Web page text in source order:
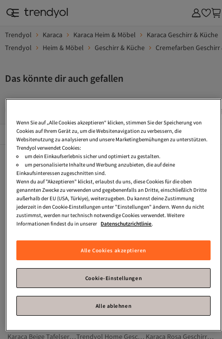
Trendyol Karaca Karaca Heim & Möbel
Karaca Geschirr & Küche
Trendyol
Heim & Möbel Geschirr & Küche Cremefarben Geschirr
Das könnte dir auch gefallen
Beliebte Seiten Alles Sehen
Design Geschirrset Schmuck Set Geschenk
Tagesdecke Gesteppt
Schmuck Set Gold
Tagesdecke Bett Gesteppt
Aufbewahrungsbox Glas Perlen Schmuck
Schubladen Aufbewahrungsbox
Modeschmuck Schmuck
Gold Schmuck
Schmuck Set
Schmuck Set Gold 585
Tagesdecke Bett ModernTagesdecke Leinen
Tagesdecke
Karaca Geschirr
Karaca Goldfarben Geschirr
Karaca Silberfarben Geschirr
Karaca Schwarz GeschirrBeige Geschirr & Küche
Karaca Mehrfarbig Geschirr
Karaca Beige Tafelservice
Trendyol Home Geschirr & Küche
Karaca Rosa Geschirr & Küche
Wenn Sie auf „Alle Cookies akzeptieren“ klicken, stimmen Sie der Speicherung von
Cookies auf Ihrem Gerät zu, um die Websitenavigation zu verbessern, die
Websitenutzung zu analysieren und unsere Marketingbemühungen zu unterstützen.
Trendyol verwendet Cookies:
um dein Einkaufserlebnis sicher und optimiert zu gestalten.
um personalisierte Inhalte und Werbung anzubieten, die auf deine
Einkaufsinteressen zugeschnitten sind.
Wenn du auf "Akzeptieren" klickst, erlaubst du uns, diese Cookies für die oben
genannten Zwecke zu verwenden und gegebenenfalls an Dritte, einschließlich Dritte
außerhalb der EU (USA, Türkiye), weiterzugeben. Du kannst deine Zustimmung
jederzeit in den Cookie-Einstellungen unter "Einstellungen" ändern. Wenn du nicht
zustimmst, werden nur technisch notwendige Cookies verwendet. Weitere
Informationen findest du in unserer Datenschutzrichtlinie.
Alle Cookies akzeptieren
Cookie-Einstellungen
Alle ablehnen